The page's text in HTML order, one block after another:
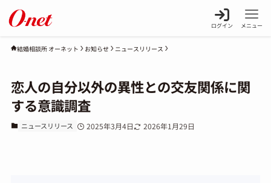
ログイン メニュー
結婚相談所 オーネット お知らせ ニュースリリース
恋人の自分以外の異性との交友関係に関
する意識調査
ニュースリリース 2025年3月4日 2026年1月29日